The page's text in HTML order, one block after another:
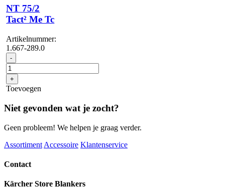
NT 75/2
Tact² Me Tc
Artikelnummer:
1.667-289.0
- NT
75/2
Tact²
Me
Tc
+
Toevoegen
Niet gevonden wat je zocht?
Geen probleem! We helpen je graag verder.
Assortiment Accessoire Klantenservice
Contact
Kärcher Store Blankers